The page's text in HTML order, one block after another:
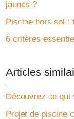
jaunes ?
Piscine hors sol :
6 critères
Articles
Découvrez ce qui
Projet de piscine